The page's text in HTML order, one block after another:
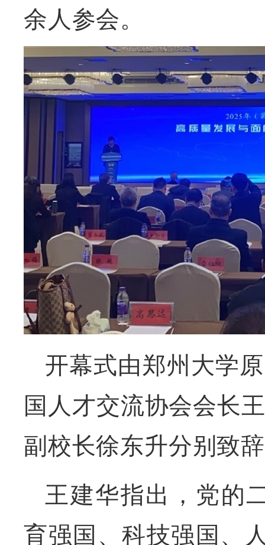
余人参会。
开幕式由郑州大学
国人才交流协会会长
副校长徐东升分别致
王建华指出，党的
育强国、科技强国、